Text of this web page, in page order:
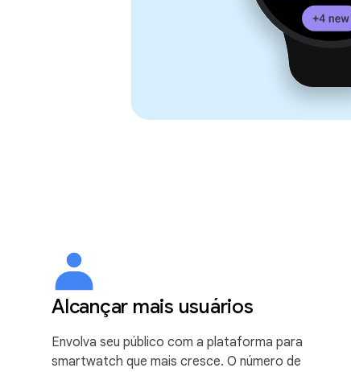
Alcançar mais usuários
Envolva seu público com a plataforma para
smartwatch que mais cresce. O número de